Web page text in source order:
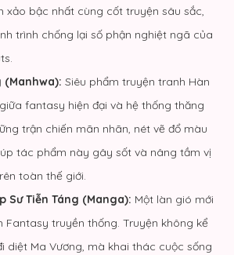
xảo bậc nhất cùng cốt truyện sâu sắc,
trình chống lại số phận nghiệt ngã của
Siêu phẩm truyện tranh Hàn
fantasy hiện đại và hệ thống thăng
trận chiến mãn nhãn, nét vẽ đổ màu
tác phẩm này gây sốt và nâng tầm vị
toàn thế giới.
Sư Tiễn Táng (Manga): Một làn gió mới
Fantasy truyền thống. Truyện không kể
diệt Ma Vương, mà khai thác cuộc sống